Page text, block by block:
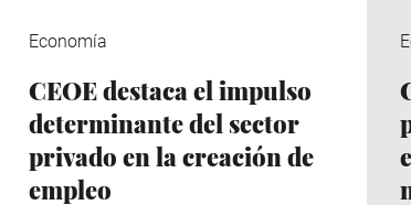
Economía
CEOE destaca el impulso
determinante del sector
privado en la creación de
empleo